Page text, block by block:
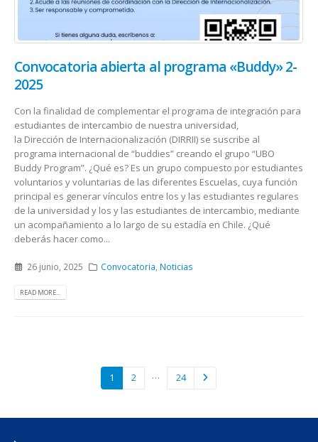
Convocatoria abierta al programa «Buddy» 2-
2025
Con la finalidad de complementar el programa de integración para
estudiantes de intercambio de nuestra universidad,
la Dirección de Internacionalización (DIRRII) se suscribe al
programa internacional de “buddies” creando el grupo “UBO
Buddy Program”. ¿Qué es? Es un grupo compuesto por estudiantes
voluntarios y voluntarias de las diferentes Escuelas, cuya función
principal es generar vínculos entre los y las estudiantes regulares
de la universidad y los y las estudiantes de intercambio, mediante
un acompañamiento a lo largo de su estadía en Chile. ¿Qué
deberás hacer como...
26 junio, 2025 Convocatoria Noticias
READ MORE...
1 2 … 24